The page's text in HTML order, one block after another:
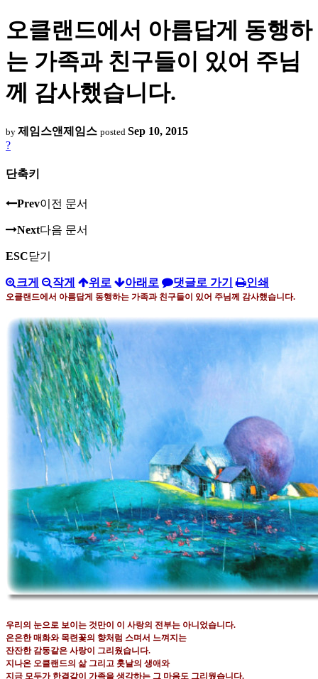
오클랜드에서 아름답게 동행하
는 가족과 친구들이 있어 주님
께 감사했습니다.
by 제임스앤제임스 posted Sep 10, 2015
?
단축키
Prev이전 문서
Next다음 문서
ESC닫기
크게 작게 위로 아래로 댓글로 가기 인쇄
오클랜드에서 아름답게 동행하는 가족과 친구들이 있어 주님께 감사했습니다.
우리의 눈으로 보이는 것만이 이 사랑의 전부는 아니었습니다.
은은한 매화와 목련꽃의 향처럼 스며서 느껴지는
잔잔한 감동같은 사랑이 그리웠습니다.
지나온 오클랜드의 삶 그리고 훗날의 생애와
지금 모두가 한결같이 가족을 생각하는 그 마음도 그리웠습니다.